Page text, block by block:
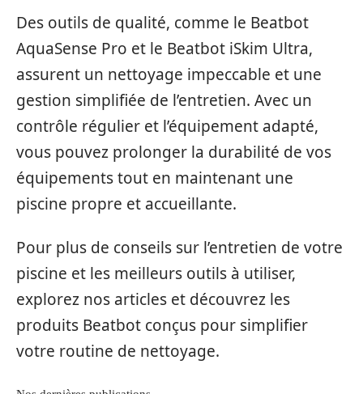
Des outils de qualité, comme le Beatbot
AquaSense Pro et le Beatbot iSkim Ultra,
assurent un nettoyage impeccable et une
gestion simplifiée de l’entretien. Avec un
contrôle régulier et l’équipement adapté,
vous pouvez prolonger la durabilité de vos
équipements tout en maintenant une
piscine propre et accueillante.
Pour plus de conseils sur l’entretien de votre
piscine et les meilleurs outils à utiliser,
explorez nos articles et découvrez les
produits Beatbot conçus pour simplifier
votre routine de nettoyage.